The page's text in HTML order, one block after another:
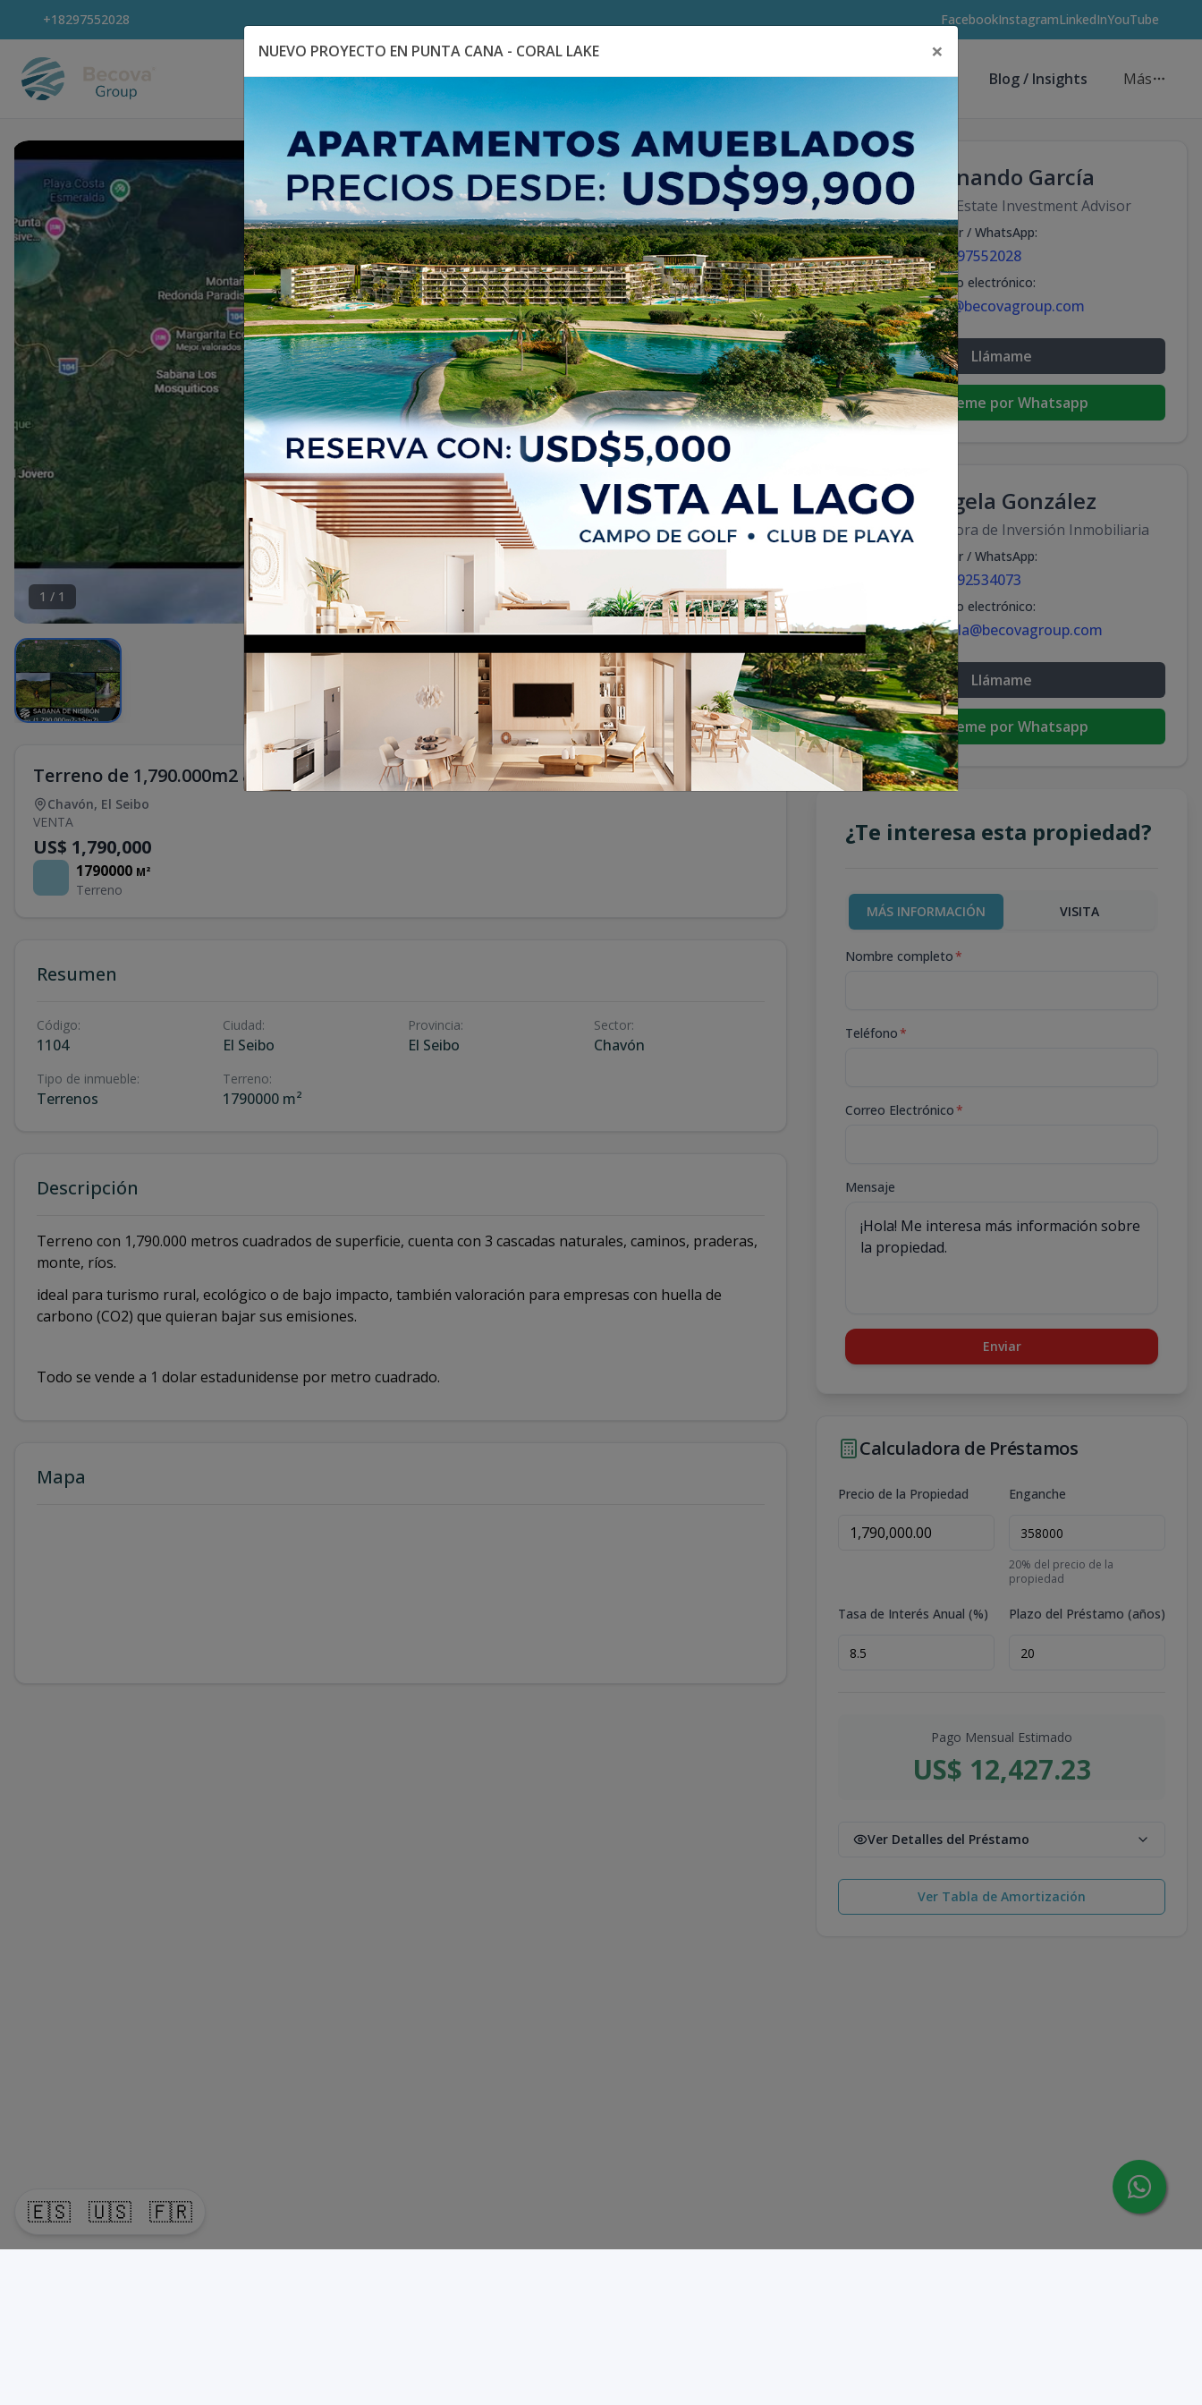
🇪🇸 🇺🇸 🇫🇷
+18297552028 FacebookInstagramLinkedInYouTube
Explora Propiedades Catálogo de Proyectos Guía de inversión Asesores de Inversión Blog / Insights Más
1 / 1
Terreno de 1,790.000m2 a 1 $/m2 en Sabana nisibon
Chavón, El Seibo
VENTA
US$ 1,790,000
1790000 M²
Terreno
Resumen
Código:
1104
Ciudad:
El Seibo
Provincia:
El Seibo
Sector:
Chavón
Tipo de inmueble:
Terrenos
Terreno:
1790000 m²
Descripción
Terreno con 1,790.000 metros cuadrados de superficie, cuenta con 3 cascadas naturales, caminos, praderas,
monte, ríos.
ideal para turismo rural, ecológico o de bajo impacto, también valoración para empresas con huella de
carbono (CO2) que quieran bajar sus emisiones.
Todo se vende a 1 dolar estadunidense por metro cuadrado.
Mapa
Fernando García
Real Estate Investment Advisor
Celular / WhatsApp:
+18297552028
Correo electrónico:
info@becovagroup.com
Llámame
Escribeme por Whatsapp
Ángela González
Asesora de Inversión Inmobiliaria
Celular / WhatsApp:
+18092534073
Correo electrónico:
angela@becovagroup.com
Llámame
Escribeme por Whatsapp
¿Te interesa esta propiedad?
MÁS INFORMACIÓN VISITA
Nombre completo*
Teléfono*
Correo Electrónico*
Mensaje
Enviar
Calculadora de Préstamos
Precio de la Propiedad Enganche
20% del precio de la
propiedad
Tasa de Interés Anual (%) Plazo del Préstamo (años)
Pago Mensual Estimado
US$ 12,427.23
Ver Detalles del Préstamo
Ver Tabla de Amortización
NUEVO PROYECTO EN PUNTA CANA - CORAL LAKE ×